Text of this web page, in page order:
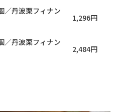
／丹波栗フィナン
1,296円
／丹波栗フィナン
2,484円